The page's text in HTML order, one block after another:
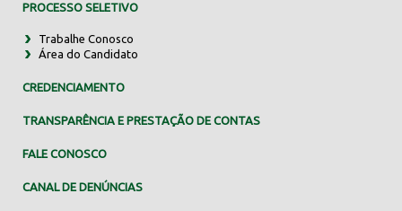
PROCESSO SELETIVO
Trabalhe Conosco
Área do Candidato
CREDENCIAMENTO
TRANSPARÊNCIA E PRESTAÇÃO DE CONTAS
FALE CONOSCO
CANAL DE DENÚNCIAS